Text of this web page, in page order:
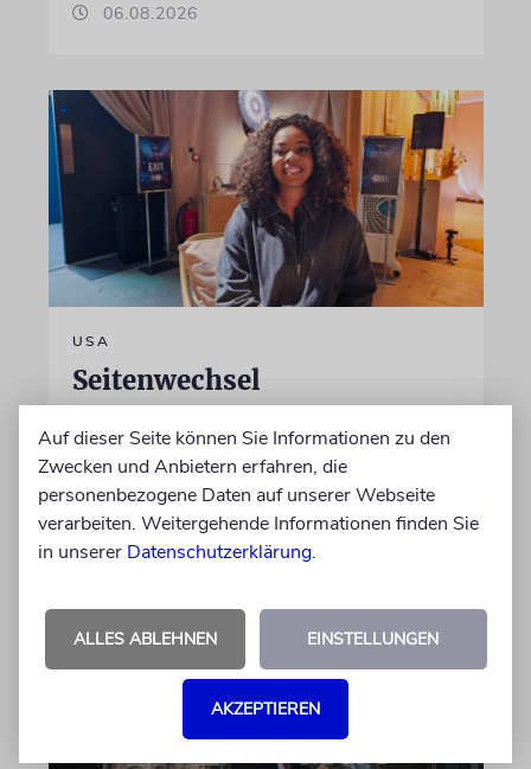
06.08.2026
USA
Seitenwechsel
Studentenprotesten gegen Israel. Dann sah sie
die Nova-Ausstellung – und wurde zur
»Verräterin«
06.08.2026
Auf dieser Seite können Sie Informationen zu den
Zwecken und Anbietern erfahren, die
personenbezogene Daten auf unserer Webseite
verarbeiten. Weitergehende Informationen finden Sie
in unserer Datenschutzerklärung.
ALLES ABLEHNEN EINSTELLUNGEN
AKZEPTIEREN